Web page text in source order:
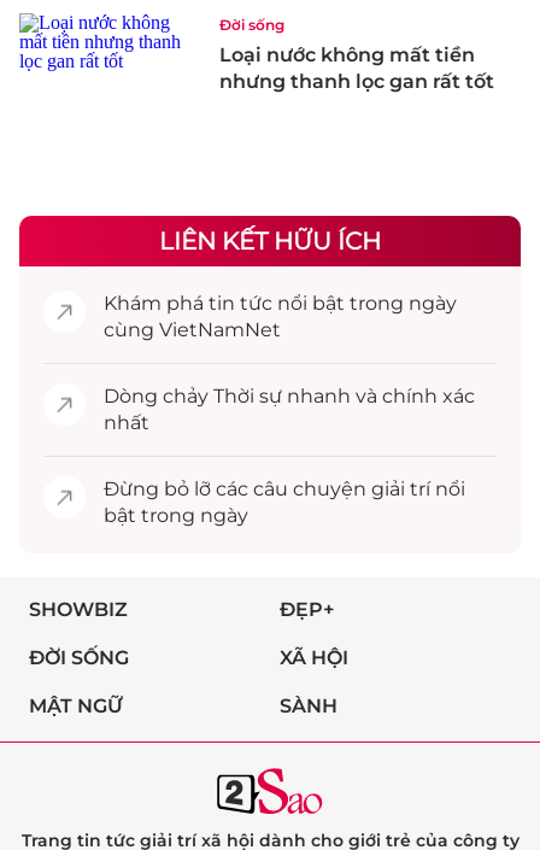
Đời sống
Loại nước không mất tiền
nhưng thanh lọc gan rất tốt
LIÊN KẾT HỮU ÍCH
Khám phá tin tức nổi bật trong ngày
cùng VietNamNet
Dòng chảy Thời sự nhanh và chính xác
nhất
Đừng bỏ lỡ các câu chuyện giải trínổi
bật trong ngày
SHOWBIZ ĐẸP+
ĐỜI SỐNG XÃ HỘI
MẬT NGỮ SÀNH
Trang tin tức giải trí xã hội dành cho giới trẻ của công ty